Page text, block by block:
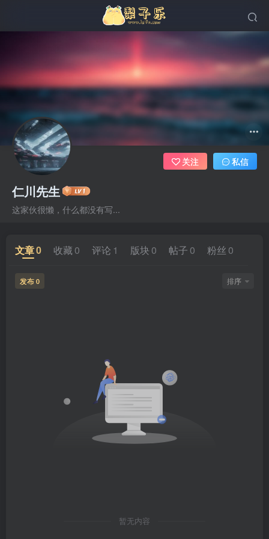
仁川先生
这家伙很懒，什么都没有写...
关注 私信
文章0 收藏 0 评论 1 版块 0 帖子 0 粉丝 0
发布 0 排序
暂无内容